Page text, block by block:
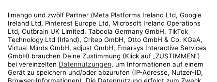
Kundenservice
Shop
Aktionen